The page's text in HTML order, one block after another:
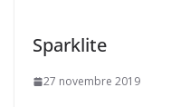
Sparklite
27 novembre 2019